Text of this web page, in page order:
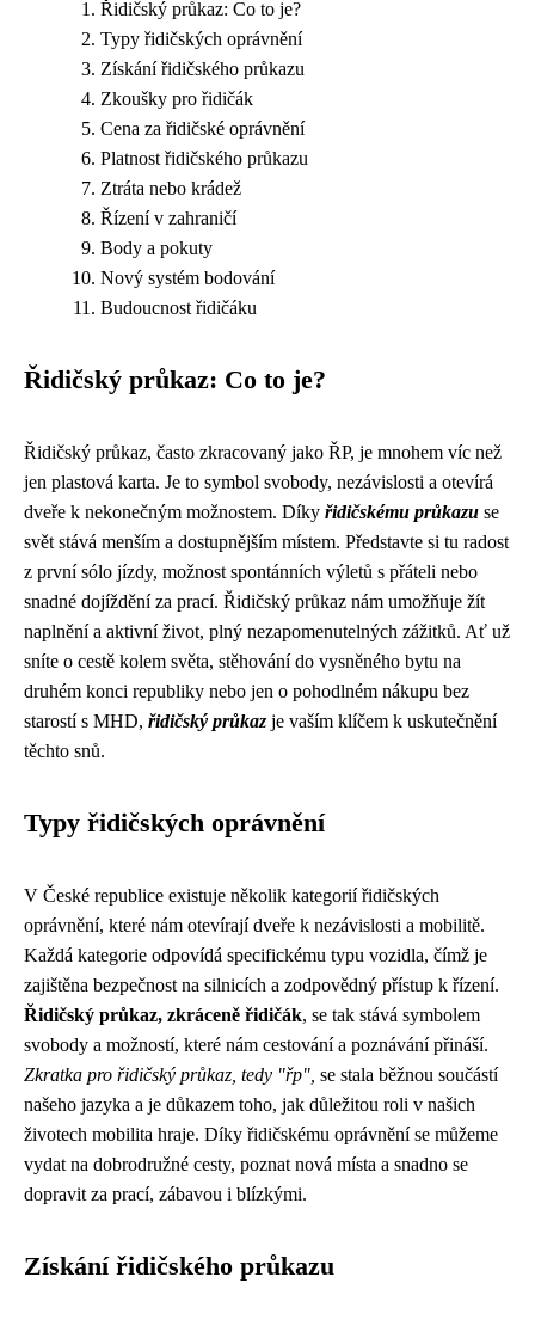
Řidičský průkaz: Co to je?
Typy řidičských oprávnění
Získání řidičského průkazu
Zkoušky pro řidičák
Cena za řidičské oprávnění
Platnost řidičského průkazu
Ztráta nebo krádež
Řízení v zahraničí
Body a pokuty
Nový systém bodování
Budoucnost řidičáku
Řidičský průkaz: Co to je?
Řidičský průkaz, často zkracovaný jako ŘP, je mnohem víc než
jen plastová karta. Je to symbol svobody, nezávislosti a otevírá
dveře k nekonečným možnostem. Díky řidičskému průkazu se
svět stává menším a dostupnějším místem. Představte si tu radost
z první sólo jízdy, možnost spontánních výletů s přáteli nebo
snadné dojíždění za prací. Řidičský průkaz nám umožňuje žít
naplnění a aktivní život, plný nezapomenutelných zážitků. Ať už
sníte o cestě kolem světa, stěhování do vysněného bytu na
druhém konci republiky nebo jen o pohodlném nákupu bez
starostí s MHD, řidičský průkaz je vaším klíčem k uskutečnění
těchto snů.
Typy řidičských oprávnění
V České republice existuje několik kategorií řidičských
oprávnění, které nám otevírají dveře k nezávislosti a mobilitě.
Každá kategorie odpovídá specifickému typu vozidla, čímž je
zajištěna bezpečnost na silnicích a zodpovědný přístup k řízení.
Řidičský průkaz, zkráceně řidičák, se tak stává symbolem
svobody a možností, které nám cestování a poznávání přináší.
Zkratka pro řidičský průkaz, tedy "řp", se stala běžnou součástí
našeho jazyka a je důkazem toho, jak důležitou roli v našich
životech mobilita hraje. Díky řidičskému oprávnění se můžeme
vydat na dobrodružné cesty, poznat nová místa a snadno se
dopravit za prací, zábavou i blízkými.
Získání řidičského průkazu